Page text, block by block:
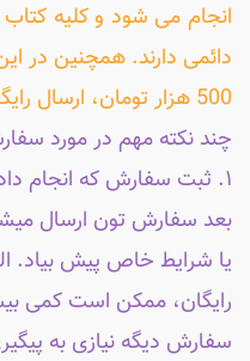
دائمی دارند. همچنین در
500 هزار تومان، ارسال رایگان هست...
چند نکته مهم در مورد
۱. ثبت سفارش که انجام
بعد سفارش تون ارسال
یا شرایط خاص پیش بیاد.
رایگان، ممکن است کمی
سفارش دیگه نیازی به